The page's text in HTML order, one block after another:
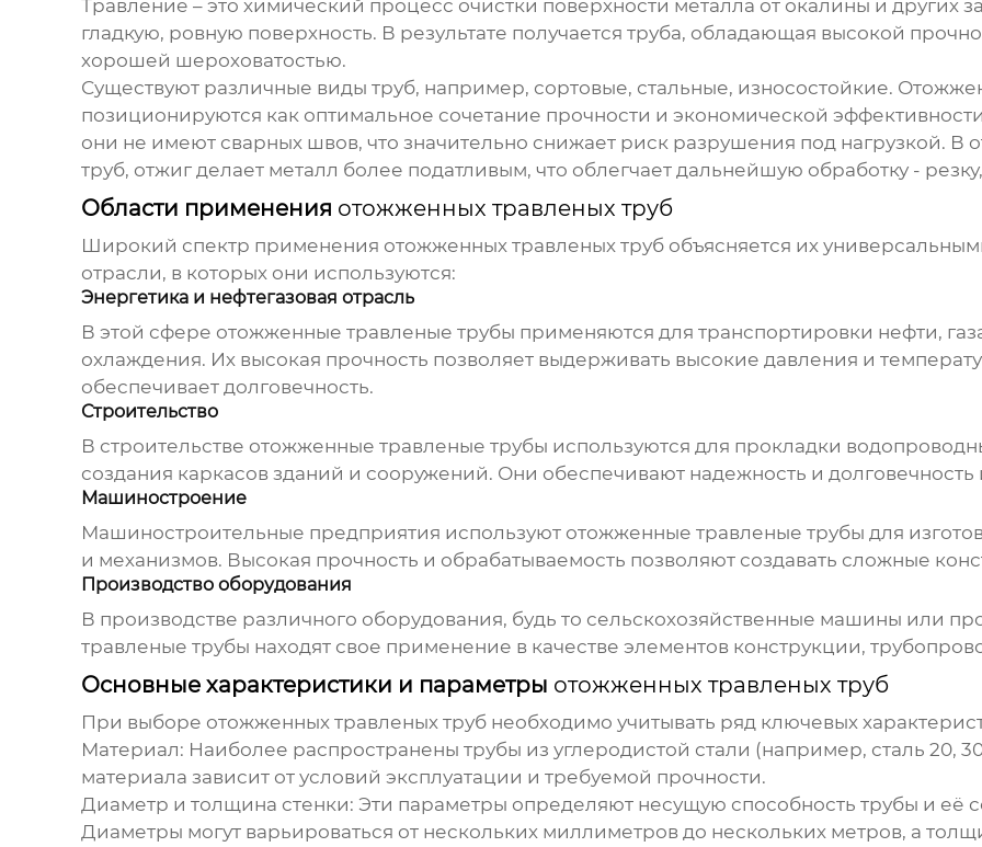
Травление – это химический процесс очистки поверхности металла от окалины и других
гладкую, ровную поверхность. В результате получается труба, обладающая высокой
хорошей шероховатостью.
Существуют различные виды труб, например, сортовые, стальные, износостойкие.
позиционируются как оптимальное сочетание прочности и экономической
они не имеют сварных швов, что значительно снижает риск разрушения под нагрузкой. В
труб, отжиг делает металл более податливым, что облегчает дальнейшую обработку -
Области применения отожженных травленых труб
Широкий спектр применения отожженных травленых трубобъясняется их
отрасли, в которых они используются:
Энергетика и нефтегазовая отрасль
В этой сфере отожженные травленые трубы применяются для транспортировки нефти,
охлаждения. Их высокая прочность позволяет выдерживать высокие давления и
обеспечивает долговечность.
Строительство
В строительстве отожженные травленые трубы используются для прокладки
создания каркасов зданий и сооружений. Они обеспечивают надежность и
Машиностроение
Машиностроительные предприятия используют отожженные травленые трубы для
и механизмов. Высокая прочность и обрабатываемость позволяют создавать сложные
Производство оборудования
В производстве различного оборудования, будь то сельскохозяйственные машины или
травленые трубы находят свое применение в качестве элементов конструкции,
Основные характеристики и параметры отожженных травленых труб
При выборе отожженных травленых трубнеобходимо учитывать ряд ключевых
Материал: Наиболее распространены трубы из углеродистой стали (например, сталь 20,
материала зависит от условий эксплуатации и требуемой прочности.
Диаметр и толщина стенки: Эти параметры определяют несущую способность трубы и её
Диаметры могут варьироваться от нескольких миллиметров до нескольких метров, а